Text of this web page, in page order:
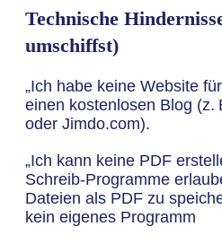
Technische
umschiffst)
„Ich habe keine Website
einen kostenlosen Blog (z.
oder Jimdo.com).
„Ich kann keine PDF
Schreib-Programme
Dateien als PDF zu
kein eigenes Programm